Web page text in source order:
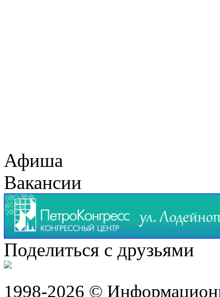
Афиша
Вакансии
Поделиться с друзьями
1998-2026 ©